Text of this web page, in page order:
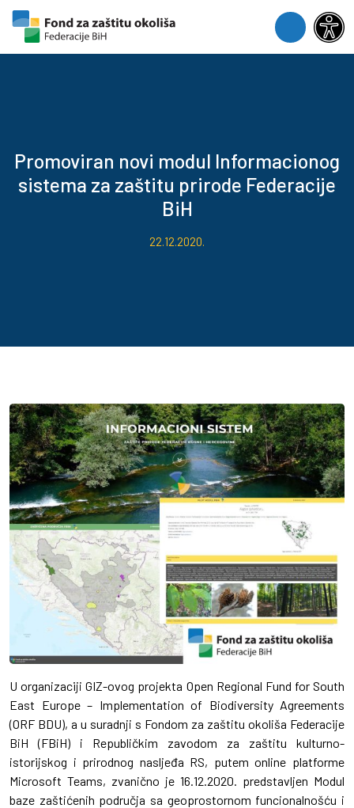
Skip to content
Skip to footer
Menu
Promoviran novi modul Informacionog
sistema za zaštitu prirode Federacije
BiH
22.12.2020.
U organizaciji GIZ-ovog projekta Open Regional Fund for South
East Europe – Implementation of Biodiversity Agreements
(ORF BDU), a u suradnji s Fondom za zaštitu okoliša Federacije
BiH (FBiH) i Republičkim zavodom za zaštitu kulturno-
istorijskog i prirodnog nasljeđa RS, putem online platforme
Microsoft Teams, zvanično je 16.12.2020. predstavljen Modul
baze zaštićenih područja sa geoprostornom funcionalnošću i